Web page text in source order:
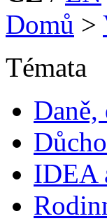
Domů >
Témata
Daně,
IDEA